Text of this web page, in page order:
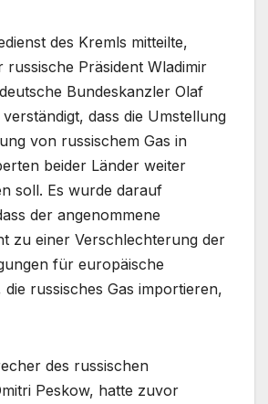
des Kremls mitteilte,
russische Präsident Wladimir
Bundeskanzler Olaf
dass die Umstellung
von russischem Gas in
beider Länder weiter
soll. Es wurde darauf
der angenommene
zu einer Verschlechterung der
für europäische
russisches Gas importieren,
des russischen
Peskow, hatte zuvor